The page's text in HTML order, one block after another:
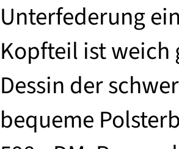
Unterfederung
Kopfteil ist weich
Dessin der
bequeme